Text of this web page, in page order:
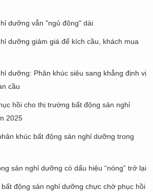
dưỡng vẫn "ngủ đông" dài
dưỡng giảm giá để kích cầu, khách mua
dưỡng: Phân khúc siêu sang khẳng định vị
cầu
hồi cho thị trường bất động sản nghỉ
2025
khúc bất động sản nghỉ dưỡng trong
sản nghỉ dưỡng có dấu hiệu “nóng” trở lại
bất động sản nghỉ dưỡng chực chờ phục hồi